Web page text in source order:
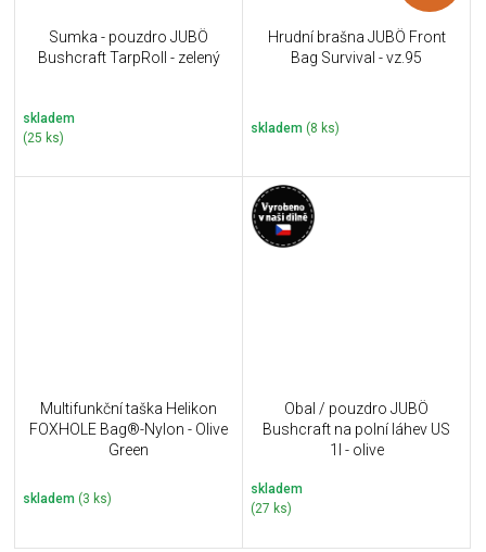
Sumka - pouzdro JUBÖ
Bushcraft TarpRoll - zelený
skladem
(25 ks)
Hrudní brašna JUBÖ Front
Bag Survival - vz.95
skladem (8 ks)
Multifunkční taška Helikon
FOXHOLE Bag®-Nylon - Olive
Green
skladem (3 ks)
Obal / pouzdro JUBÖ
Bushcraft na polní láhev US
1l - olive
skladem
(27 ks)